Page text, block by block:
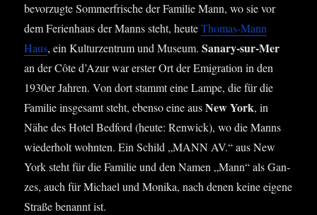
bevor­zug­te Som­mer­fri­sche der Fami­lie Mann, wo sie vor
dem Feri­en­haus der Manns steht, heu­teTho­mas-Mann
Haus, ein Kul­tur­zen­trum und Muse­um.Sana­ry-sur-Mer
an der Côte d’Azur war ers­ter Ort der Emi­gra­ti­on in den
1930er Jah­ren. Von dort stammt eine Lam­pe, die für die
Fami­lie ins­ge­samt steht, eben­so eine ausNew York, in
Nähe des Hotel Bedford (heu­te: Ren­wick), wo die Manns
wie­der­holt wohn­ten. Ein Schild „MANN AV.“ aus New
York steht für die Fami­lie und den Namen „Mann“ als Gan­
zes, auch für Micha­el und Moni­ka, nach denen kei­ne eige­ne
Stra­ße benannt ist.